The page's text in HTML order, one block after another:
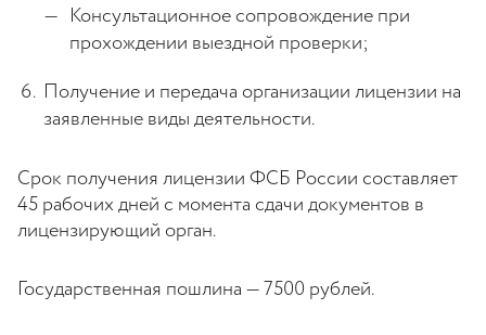
Консультационное сопровождение при
прохождении выездной проверки;
Получение и передача организации лицензии на
заявленные виды деятельности.
Срок получения лицензии ФСБ России составляет
45 рабочих дней с момента сдачи документов в
лицензирующий орган.
Государственная пошлина — 7500 рублей.